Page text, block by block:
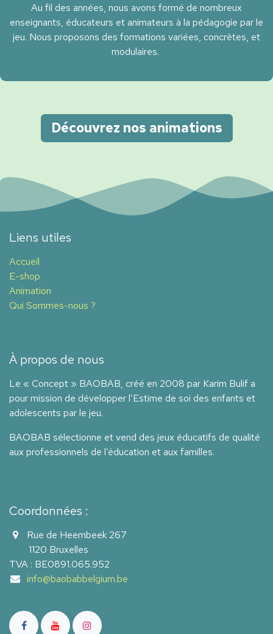
Au fil des années, nous avons formé de nombreux
enseignants, éducateurs et animateurs à la pédagogie par le
jeu. Nous proposons des formations variées, concrètes, et
modulaires.
Découvrez nos animations
Liens utiles
Accueil
E-shop
Animation
Qui Sommes-nous ?
À propos de nous
Le « Concept » BAOBAB, créé en 2008 par Karim Bulif a
pour mission de développer l’Estime de soi des enfants et
adolescents par le jeu.
BAOBAB sélectionne et vend des jeux éducatifs de qualité
aux professionnels de l’éducation et aux familles.
Coordonnées :
Rue de Heembeek 267
1120 Bruxelles
TVA : BE0891.065.952
info@baobabbelgium.be